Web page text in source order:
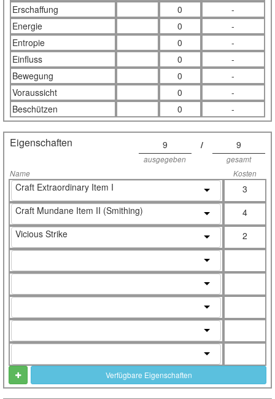
Erschaffung
0
-
Energie
0
-
Entropie
0
-
Einfluss
0
-
Bewegung
0
-
Voraussicht
0
-
Beschützen
0 -
Eigenschaften 9 / 9
ausgegeben
gesamt
Name
Kosten
Craft Extraordinary Item I
3
Craft Mundane Item II (Smithing)
4
Vicious Strike
2
Verfügbare Eigenschaften